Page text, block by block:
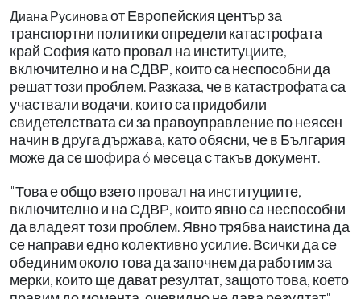
Диана Русинова от Европейския център за
транспортни политики определи катастрофата
край София като провал на институциите,
включително и на СДВР, които са неспособни да
решат този проблем. Разказа, че в катастрофата са
участвали водачи, които са придобили
свидетелствата си за правоуправление по неясен
начин в друга държава, като обясни, че в България
може да се шофира 6 месеца с такъв документ.
"Това е общо взето провал на институциите,
включително и на СДВР, които явно са неспособни
да владеят този проблем. Явно трябва наистина да
се направи едно колективно усилие. Всички да се
обединим около това да започнем да работим за
мерки, които ще дават резултат, защото това, което